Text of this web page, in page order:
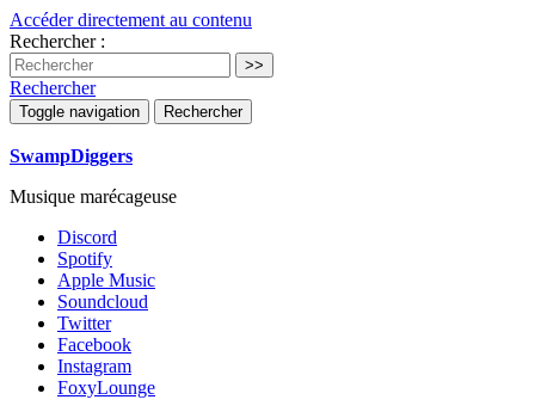
Accéder directement au contenu
Rechercher :
Rechercher
Toggle navigation Rechercher
SwampDiggers
Musique marécageuse
Discord
Spotify
Apple Music
Soundcloud
Twitter
Facebook
Instagram
FoxyLounge